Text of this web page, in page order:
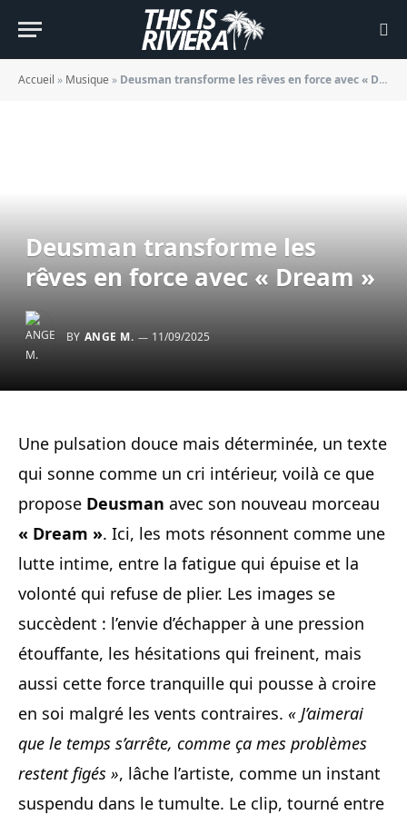
Accueil » Musique » Deusman transforme les rêves en force avec « Dream »
Deusman transforme les
rêves en force avec « Dream »
BY ANGE M. 11/09/2025
Une pulsation douce mais déterminée, un texte
qui sonne comme un cri intérieur, voilà ce que
propose Deusman avec son nouveau morceau
« Dream ». Ici, les mots résonnent comme une
lutte intime, entre la fatigue qui épuise et la
volonté qui refuse de plier. Les images se
succèdent : l’envie d’échapper à une pression
étouffante, les hésitations qui freinent, mais
aussi cette force tranquille qui pousse à croire
en soi malgré les vents contraires. « J’aimerai
que le temps s’arrête, comme ça mes problèmes
restent figés », lâche l’artiste, comme un instant
suspendu dans le tumulte. Le clip, tourné entre